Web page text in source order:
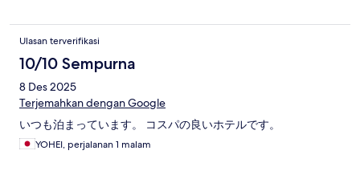
Ulasan terverifikasi
10/10 Sempurna
8 Des 2025
Terjemahkan dengan Google
いつも泊まっています。 コスパの良いホテルです。
YOHEI, perjalanan 1 malam